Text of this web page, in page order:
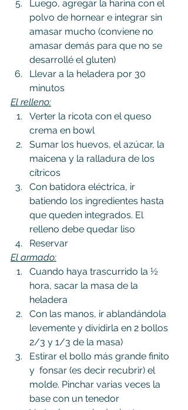
Luego, agregar la harina con el
polvo de hornear e integrar sin
amasar mucho (conviene no
amasar demás para que no se
desarrollé el gluten)
Llevar a la heladera por 30
minutos
El relleno:
Verter la ricota con el queso
crema en bowl
Sumar los huevos, el azúcar, la
maicena y la ralladura de los
cítricos
Con batidora eléctrica, ir
batiendo los ingredientes hasta
que queden integrados. El
relleno debe quedar liso
Reservar
El armado:
Cuando haya trascurrido la ½
hora, sacar la masa de la
heladera
Con las manos, ir ablandándola
levemente y dividirla en 2 bollos
2/3 y 1/3 de la masa)
Estirar el bollo más grande finito
y  fonsar (es decir recubrir) el
molde. Pinchar varias veces la
base con un tenedor